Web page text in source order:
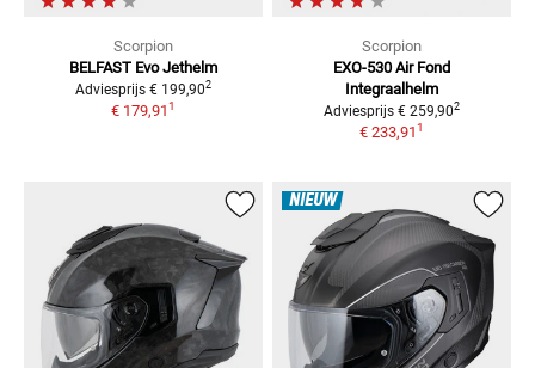
Scorpion
BELFAST Evo Jethelm
Adviesprijs € 199,902
€ 179,911
Scorpion
EXO-530 Air Fond
Integraalhelm
Adviesprijs € 259,902
€ 233,911
NIEUW